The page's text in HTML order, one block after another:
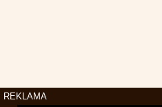
REKLAMA